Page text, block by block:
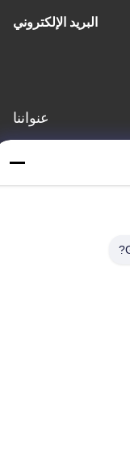
البريد الإلكتروني
عنواننا
شانشي، الصين